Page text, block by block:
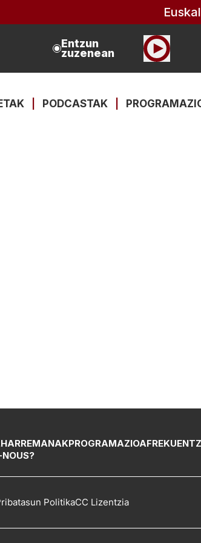
Entzun
zuzenean
PODCASTAK
HARREMANAKPROGRAMAZIOA
PolitikaCC Lizentzia